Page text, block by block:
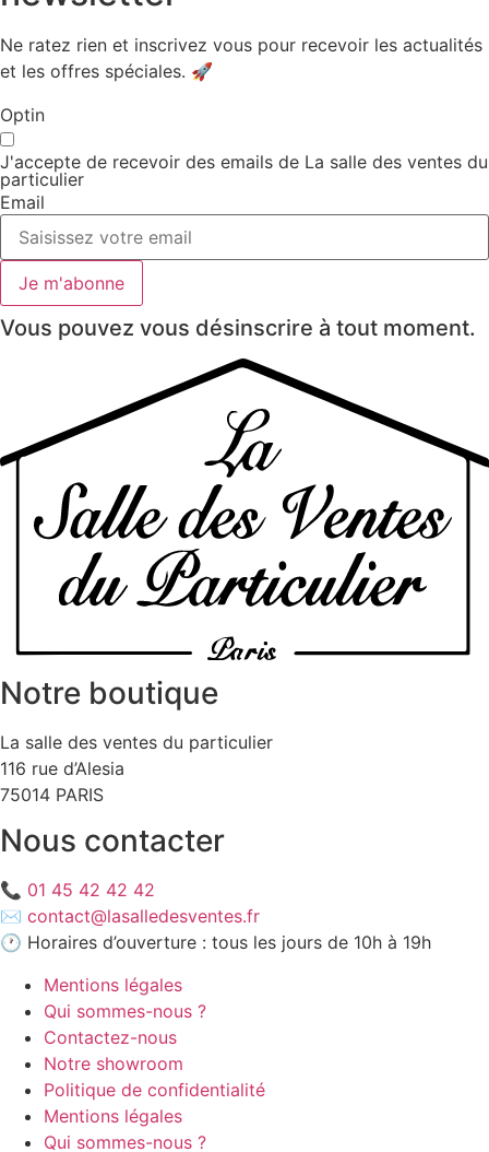
Ne ratez rien et inscrivez vous pour recevoir les actualités
et les offres spéciales. 🚀​
Optin
J'accepte de recevoir des emails de La salle des ventes du
particulier
Email
Je m'abonne
Vous pouvez vous désinscrire à tout moment.
Notre boutique
La salle des ventes du particulier
116 rue d’Alesia
75014 PARIS
Nous contacter
📞 01 45 42 42 42
✉️ contact@lasalledesventes.fr
🕐 Horaires d’ouverture : tous les jours de 10h à 19h
Mentions légales
Qui sommes-nous ?
Contactez-nous
Notre showroom
Politique de confidentialité
Mentions légales
Qui sommes-nous ?